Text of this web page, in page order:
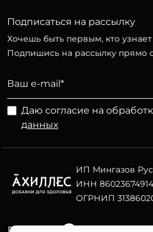
Подписаться на рассылку
Хочешь быть первым, кто
Подпишись на рассылку прямо
Даю согласие на
данных
ИП Мингазов
ИНН
ОГРНИП